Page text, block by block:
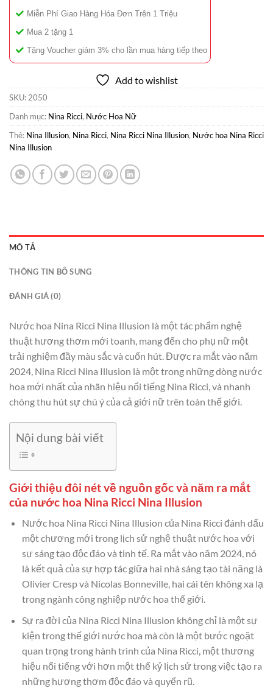
Miễn Phí Giao Hàng Hóa Đơn Trên 1 Triệu
Mua 2 tặng 1
Tặng Voucher giảm 3% cho lần mua hàng tiếp theo
Add to wishlist
SKU: 2050
Danh mục: Nina Ricci, Nước Hoa Nữ
Thẻ: Nina Illusion, Nina Ricci, Nina Ricci Nina Illusion, Nước hoa Nina Ricci
Nina Illusion
MÔ TẢ
THÔNG TIN BỔ SUNG
ĐÁNH GIÁ (0)
Nước hoa Nina Ricci Nina Illusion là một tác phẩm nghệ
thuật hương thơm mới toanh, mang đến cho phụ nữ một
trải nghiệm đầy màu sắc và cuốn hút. Được ra mắt vào năm
2024, Nina Ricci Nina Illusion là một trong những dòng nước
hoa mới nhất của nhãn hiệu nổi tiếng Nina Ricci, và nhanh
chóng thu hút sự chú ý của cả giới nữ trên toàn thế giới.
Nội dung bài viết
Giới thiệu đôi nét về nguồn gốc và năm ra mắt
của nước hoa Nina Ricci Nina Illusion
Nước hoa Nina Ricci Nina Illusion của Nina Ricci đánh dấu
một chương mới trong lịch sử nghệ thuật nước hoa với
sự sáng tạo độc đáo và tinh tế. Ra mắt vào năm 2024, nó
là kết quả của sự hợp tác giữa hai nhà sáng tạo tài năng là
Olivier Cresp và Nicolas Bonneville, hai cái tên không xa lạ
trong ngành công nghiệp nước hoa thế giới.
Sự ra đời của Nina Ricci Nina Illusion không chỉ là một sự
kiện trong thế giới nước hoa mà còn là một bước ngoặt
quan trọng trong hành trình của Nina Ricci, một thương
hiệu nổi tiếng với hơn một thế kỷ lịch sử trong việc tạo ra
những hương thơm độc đáo và quyến rũ.